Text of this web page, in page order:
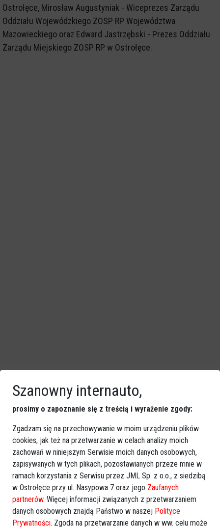
Ostrołęce, Mirosław Augustyniak - Wiceprezes Zarządu
Oddziału Wojewódzkiego ZOSP RP Województwa
Mazowieckiego oraz Edward Jastrzębski - Prezes Oddziału
Zarządu Miejskiego ZOSP RP w Ostrołęce.
GOOGLE NEWS
Obserwuj nas i otrzymuj nowe wiadomości
Dodaj eOstroleka do obserwowanych źródeł w Google News.
Obserwuj w Google News
REKLAMA
Szanowny internauto,
prosimy o zapoznanie się z treścią i wyrażenie zgody:
Zgadzam się na przechowywanie w moim urządzeniu plików
cookies, jak też na przetwarzanie w celach analizy moich
zachowań w niniejszym Serwisie moich danych osobowych,
zapisywanych w tych plikach, pozostawianych przeze mnie w
ramach korzystania z Serwisu przez JML Sp. z o.o., z siedzibą
w Ostrołęce przy ul. Nasypowa 7 oraz jego Zaufanych
partnerów. Więcej informacji związanych z przetwarzaniem
danych osobowych znajdą Państwo w naszej Polityce
Prywatności. Zgoda na przetwarzanie danych w ww. celu może